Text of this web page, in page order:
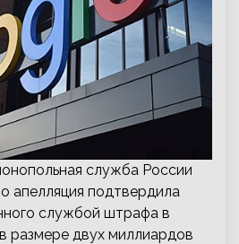
служба России
апелляция подтвердила
службой штрафа в
размере двух миллиардов